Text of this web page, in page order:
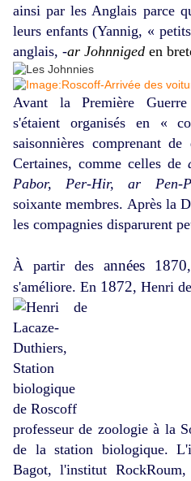
ainsi par les Anglais parce
leurs enfants (Yannig, «
anglais, -ar Johnniged en
Avant la Première
s'étaient organisés en «
saisonnières comprenant
Certaines, comme celles de
Pabor, Per-Hir, ar Pen-
soixante membres. Après la
les compagnies disparurent
À partir des années 1870
s'améliore. En 1872, Henri
professeur de zoologie à la
de la station biologique.
Bagot, l'institut